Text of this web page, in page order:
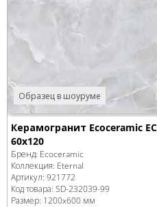
Образец в шоуруме
Керамогранит Ecoceramic
60x120
Бренд: Ecoceramic
Коллекция: Eternal
Артикул: 921772
Код товара: SD-232039-99
Размер: 1200x600 мм